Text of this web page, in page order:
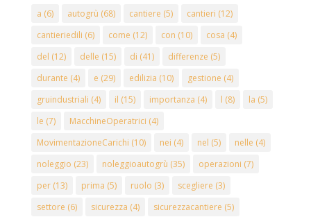
a (6) autogrù (68) cantiere (5) cantieri (12)
cantieriedili (6) come (12) con (10) cosa (4)
del (12) delle (15) di (41) differenze (5)
durante (4) e (29) edilizia (10) gestione (4)
gruindustriali (4) il (15) importanza (4) l (8) la (5)
le (7) MacchineOperatrici (4)
MovimentazioneCarichi (10) nei (4) nel (5) nelle (4)
noleggio (23) noleggioautogrù (35) operazioni (7)
per(13) prima (5) ruolo (3) scegliere (3)
settore (6) sicurezza (4) sicurezzacantiere (5)